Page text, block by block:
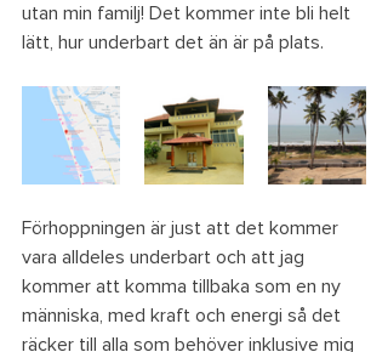
utan min familj! Det kommer inte bli helt
lätt, hur underbart det än är på plats.
Förhoppningen är just att det kommer
vara alldeles underbart och att jag
kommer att komma tillbaka som en ny
människa, med kraft och energi så det
räcker till alla som behöver inklusive mig